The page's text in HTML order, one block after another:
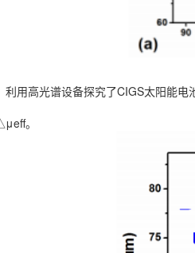
利用高光谱设备探究了CIGS太阳能
。